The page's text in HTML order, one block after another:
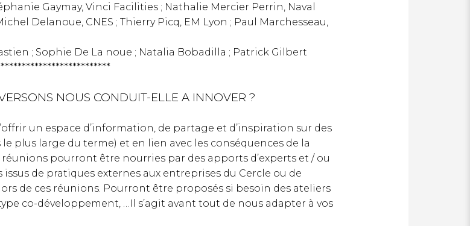
Gaymay, Vinci Facilities ; Nathalie Mercier Perrin, Naval
Delanoue, CNES ; Thierry Picq, EM Lyon ; Paul Marchesseau,
; Sophie De La noue ; Natalia Bobadilla ; Patrick Gilbert
NOUS CONDUIT-ELLE A INNOVER ?
un espace d’information, de partage et d’inspiration sur des
plus large du terme) et en lien avec les conséquences de la
pourront être nourries par des apports d’experts et / ou
de pratiques externes aux entreprises du Cercle ou de
de ces réunions. Pourront être proposés si besoin des ateliers
co-développement, …Il s’agit avant tout de nous adapter à vos